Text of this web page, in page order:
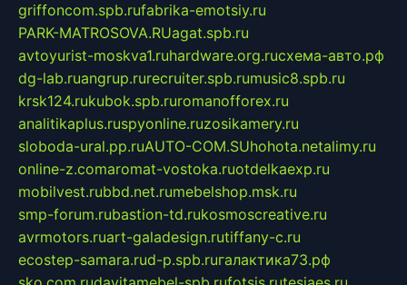
griffoncom.spb.rufabrika-emotsiy.ru
PARK-MATROSOVA.RUagat.spb.ru
avtoyurist-moskva1.ruhardware.org.ruсхема-авто.рф
dg-lab.ruangrup.rurecruiter.spb.rumusic8.spb.ru
krsk124.rukubok.spb.ruromanofforex.ru
analitikaplus.ruspyonline.ruzosikamery.ru
sloboda-ural.pp.ruAUTO-COM.SUhohota.netalimy.ru
online-z.comaromat-vostoka.ruotdelkaexp.ru
mobilvest.rubbd.net.rumebelshop.msk.ru
smp-forum.rubastion-td.rukosmoscreative.ru
avrmotors.ruart-galadesign.rutiffany-c.ru
ecostep-samara.rud-p.spb.ruгалактика73.рф